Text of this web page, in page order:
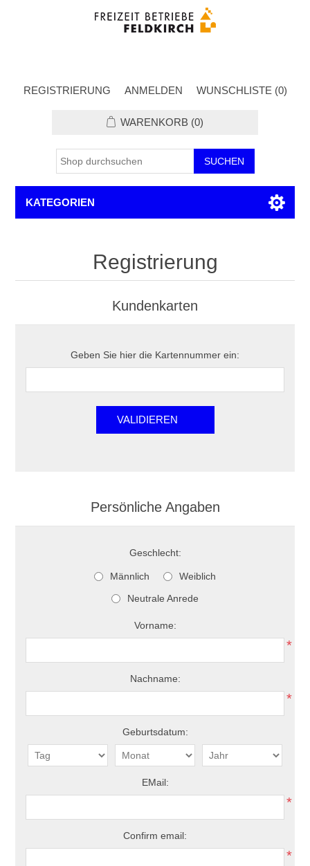
REGISTRIERUNG ANMELDEN WUNSCHLISTE (0)
WARENKORB (0)
KATEGORIEN
Registrierung
Kundenkarten
Geben Sie hier die Kartennummer ein:
VALIDIEREN
Persönliche Angaben
Geschlecht:
Männlich
Weiblich
Neutrale Anrede
Vorname:
*
Nachname:
*
Geburtsdatum:
EMail:
*
Confirm email:
*